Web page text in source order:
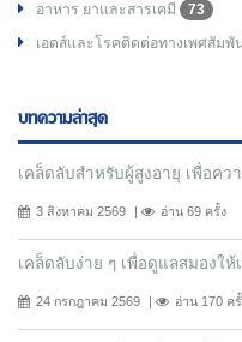
อาหาร ยาและสารเคมี
73
เอดส์และโรคติดต่อทางเพศสัมพั
บทความล่าสุด
เคล็ดลับสำหรับผู้สูงอายุ เพื่อคว
3 สิงหาคม 2569 อ่าน 69 ครั้ง
เคล็ดลับง่าย ๆ เพื่อดูแลสมองใ
24 กรกฎาคม 2569 อ่าน 170 ค